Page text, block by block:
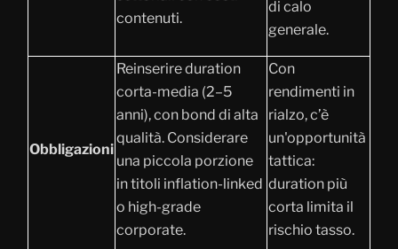
contenuti.
di calo
generale.
Obbligazioni
Reinserire duration
corta-media (2–5
anni), con bond di alta
qualità. Considerare
una piccola porzione
in titoli inflation-linked
o high-grade
corporate.
Con
rendimenti in
rialzo, c’è
un'opportunità
tattica:
duration più
corta limita il
rischio tasso.